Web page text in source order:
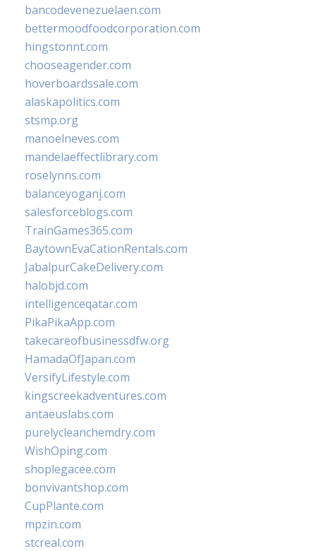
bancodevenezuelaen.com
bettermoodfoodcorporation.com
hingstonnt.com
chooseagender.com
hoverboardssale.com
alaskapolitics.com
stsmp.org
manoelneves.com
mandelaeffectlibrary.com
roselynns.com
balanceyoganj.com
salesforceblogs.com
TrainGames365.com
BaytownEvaCationRentals.com
JabalpurCakeDelivery.com
halobjd.com
intelligenceqatar.com
PikaPikaApp.com
takecareofbusinessdfw.org
HamadaOfJapan.com
VersifyLifestyle.com
kingscreekadventures.com
antaeuslabs.com
purelycleanchemdry.com
WishOping.com
shoplegacee.com
bonvivantshop.com
CupPlante.com
mpzin.com
stcreal.com